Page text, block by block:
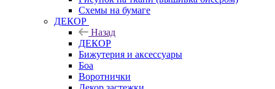
Схемы на бумаге
ДЕКОР
Назад
ДЕКОР
Бижутерия и аксессуары
Боа
Воротнички